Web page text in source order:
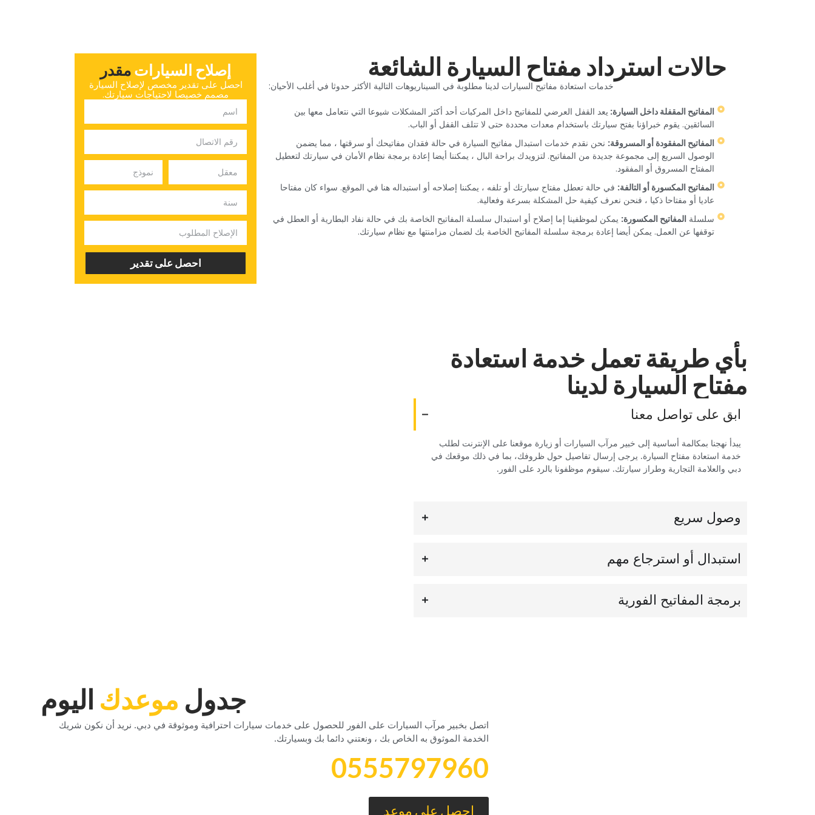
‏حالات استرداد مفتاح السيارة الشائعة‏
‏خدمات استعادة مفاتيح السيارات لدينا مطلوبة في السيناريوهات التالية الأكثر حدوثا في أغلب الأحيان:‏
‏المفاتيح المقفلة داخل السيارة: ‏ ‏يعد القفل العرضي للمفاتيح داخل المركبات أحد أكثر المشكلات شيوعا التي نتعامل معها بين
السائقين. يقوم خبراؤنا بفتح سيارتك باستخدام معدات محددة حتى لا تتلف القفل أو الباب.‏
‏المفاتيح المفقودة أو المسروقة:‏ ‏ نحن نقدم خدمات استبدال مفاتيح السيارة في حالة فقدان مفاتيحك أو سرقتها ، مما يضمن
الوصول السريع إلى مجموعة جديدة من المفاتيح. لتزويدك براحة البال ، يمكننا أيضا إعادة برمجة نظام الأمان في سيارتك لتعطيل
المفتاح المسروق أو المفقود.‏
‏المفاتيح المكسورة أو التالفة:‏ ‏ في حالة تعطل مفتاح سيارتك أو تلفه ، يمكننا إصلاحه أو استبداله هنا في الموقع. سواء كان مفتاحا
عاديا أو مفتاحا ذكيا ، فنحن نعرف كيفية حل المشكلة بسرعة وفعالية.‏
‏سلسلة ‏‏المفاتيح المكسورة:‏ ‏ يمكن لموظفينا إما إصلاح أو استبدال سلسلة المفاتيح الخاصة بك في حالة نفاد البطارية أو العطل في
توقفها عن العمل. يمكن أيضا إعادة برمجة سلسلة المفاتيح الخاصة بك لضمان مزامنتها مع نظام سيارتك.‏
إصلاح السيارات‏مقدر‏
‏احصل على تقدير مخصص لإصلاح السيارة
مصمم خصيصا لاحتياجات سيارتك.‏
‏احصل على تقدير‏
‏بأي طريقة تعمل خدمة استعادة
مفتاح السيارة لدينا‏
‏ابق على تواصل معنا‏
‏يبدأ نهجنا بمكالمة أساسية إلى خبير مرآب السيارات أو زيارة موقعنا على الإنترنت لطلب
خدمة استعادة مفتاح السيارة. يرجى إرسال تفاصيل حول ظروفك، بما في ذلك موقعك في
دبي والعلامة التجارية وطراز سيارتك. سيقوم موظفونا بالرد على الفور.‏
‏وصول سريع‏
‏استبدال أو استرجاع مهم‏
‏برمجة المفاتيح الفورية‏
‏جدول‏ ‏موعدك‏ ‏اليوم‏
‏اتصل بخبير مرآب السيارات على الفور للحصول على خدمات سيارات احترافية وموثوقة في دبي. نريد أن نكون شريك
الخدمة الموثوق به الخاص بك ، ونعتني دائما بك وبسيارتك.‏
0555797960
‏احصل على موعد‏